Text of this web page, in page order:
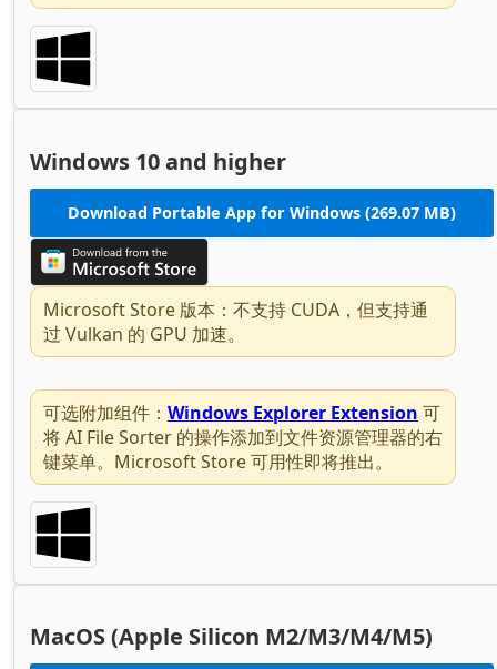
Windows 10 and higher
Download Portable App for Windows (269.07 MB)
Microsoft Store 版本：不支持 CUDA，但支持通
过 Vulkan 的 GPU 加速。
可选附加组件： Windows Explorer Extension 可
将 AI File Sorter 的操作添加到文件资源管理器的右
键菜单。Microsoft Store 可用性即将推出。
MacOS (Apple Silicon M2/M3/M4/M5)